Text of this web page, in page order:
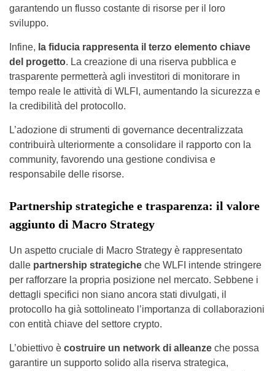
garantendo un flusso costante di risorse per il loro
sviluppo.
Infine, la fiducia rappresenta il terzo elemento chiave
del progetto. La creazione di una riserva pubblica e
trasparente permetterà agli investitori di monitorare in
tempo reale le attività di WLFI, aumentando la sicurezza e
la credibilità del protocollo.
L’adozione di strumenti di governance decentralizzata
contribuirà ulteriormente a consolidare il rapporto con la
community, favorendo una gestione condivisa e
responsabile delle risorse.
Partnership strategiche e trasparenza: il valore
aggiunto di Macro Strategy
Un aspetto cruciale di Macro Strategy è rappresentato
dalle partnership strategiche che WLFI intende stringere
per rafforzare la propria posizione nel mercato. Sebbene i
dettagli specifici non siano ancora stati divulgati, il
protocollo ha già sottolineato l’importanza di collaborazioni
con entità chiave del settore crypto.
L’obiettivo è costruire un network di alleanze che possa
garantire un supporto solido alla riserva strategica,